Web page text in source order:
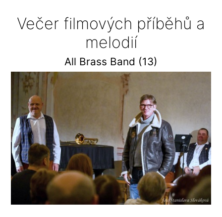
Večer filmových příběhů a
melodií
All Brass Band (13)